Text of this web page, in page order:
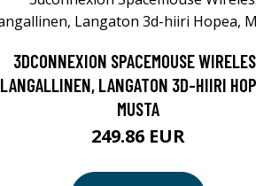
3DCONNEXION SPACEMOUSE
LANGALLINEN, LANGATON 3D-HIIRI
MUSTA
249.86 EUR